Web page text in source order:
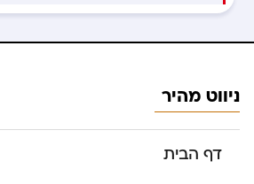
ניווט מהיר
דף הבית